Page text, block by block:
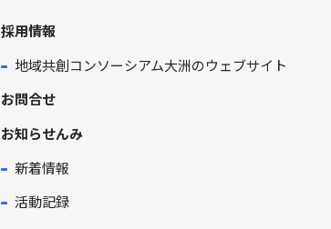
採用情報
地域共創コンソーシアム大洲のウェブサイト
お問合せ
お知らせんみ
新着情報
活動記録